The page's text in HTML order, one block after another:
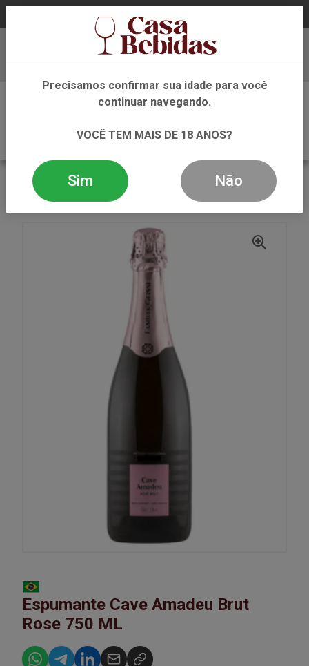
Baixe já nosso APP
VOLTAR
ESPUMANTE
ESPUMANTES
ESPUMANTE CAVE AMADEU BRUT ROSE 750 ML
Espumante Cave Amadeu Brut
Rose 750 ML
Precisamos confirmar sua idade para você
continuar navegando.
VOCÊ TEM MAIS DE 18 ANOS?
Sim Não